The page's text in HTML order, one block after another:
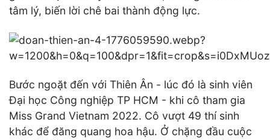
tâm lý, biến lời chê bai thành động lực.
Bước ngoặt đến với Thiên Ân - lúc đó là sinh viên
Đại học Công nghiệp TP HCM - khi cô tham gia
Miss Grand Vietnam 2022. Cô vượt 49 thí sinh
khác để đăng quang hoa hậu. Ở chặng đầu cuộc